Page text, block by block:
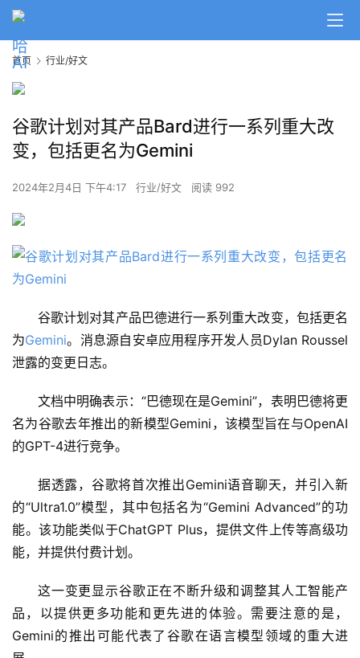
I
日
首页 行业/好文
谷歌计划对其产品Bard进行一系列重大改
变，包括更名为Gemini
2024年2月4日 下午4:17 行业/好文 阅读 992
谷歌计划对其产品巴德进行一系列重大改变，包括更名
为Gemini。消息源自安卓应用程序开发人员Dylan Roussel
泄露的变更日志。
文档中明确表示：“巴德现在是Gemini”，表明巴德将更
名为谷歌去年推出的新模型Gemini，该模型旨在与OpenAI
的GPT-4进行竞争。
据透露，谷歌将首次推出Gemini语音聊天，并引入新
的“Ultra1.0”模型，其中包括名为“Gemini Advanced”的功
能。该功能类似于ChatGPT Plus，提供文件上传等高级功
能，并提供付费计划。
这一变更显示谷歌正在不断升级和调整其人工智能产
品，以提供更多功能和更先进的体验。需要注意的是，
Gemini的推出可能代表了谷歌在语言模型领域的重大进